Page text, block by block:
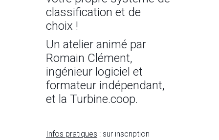
classification et de
choix !
Un atelier animé par
Romain Clément,
ingénieur logiciel et
formateur indépendant,
et la Turbine.coop.
Infos pratiques : sur inscription